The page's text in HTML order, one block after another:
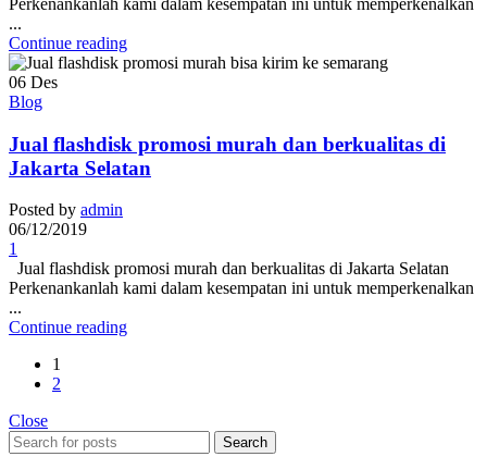
...
Continue reading
06 Des
Blog
Jual flashdisk promosi murah dan berkualitas di
Jakarta Selatan
Posted by admin
06/12/2019
1
Jual flashdisk promosi murah dan berkualitas di Jakarta Selatan
Perkenankanlah kami dalam kesempatan ini untuk memperkenalkan
...
Continue reading
1
2
Close
Search